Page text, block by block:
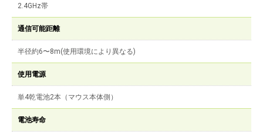
2.4GHz帯
通信可能距離
半径約6〜8m(使用環境により異なる)
使用電源
単4乾電池2本（マウス本体側）
電池寿命